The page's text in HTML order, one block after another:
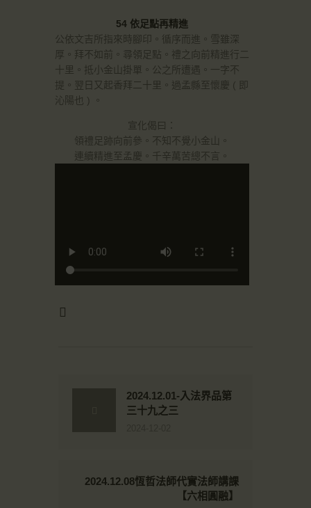
54 依足點再精進
公依文吉所指來時腳印。循序而進。雪雖深
厚。拜不如前。尋領足點。禮之向前精進行二
十里。抵小金山掛單。公之所遭遇。一字不
提。翌日又起香拜二十里。過孟縣至懷慶 ( 即
沁陽也 ) 。
宣化偈曰：
領禮足跡向前參。不知不覺小金山。
連續精進至孟慶。千辛萬苦總不言。
2024.12.01-入法界品第
三十九之三
2024.12.08恆哲法師代實法師講課
【六相圓融】